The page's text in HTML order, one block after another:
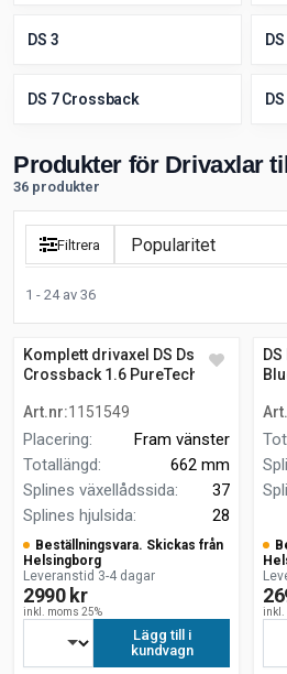
DS 3
DS 7 Crossback
Produkter för Drivaxlar
36 produkter
Filtrera
1 - 24 av 36
Komplett drivaxel DS Ds7
Crossback 1.6 PureTech 225
Art.nr:1151549
Placering:
Fram vänster
Totallängd:
662 mm
Splines växellådssida:
37
Splines hjulsida: 28
Beställningsvara. Skickas från
Helsingborg
Leveranstid 3-4 dagar
2990 kr
inkl. moms 25%
Lägg till i
kundvagn
inkl.